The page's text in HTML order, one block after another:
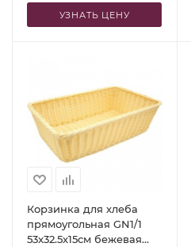
УЗНАТЬ ЦЕНУ
Корзинка для хлеба
прямоугольная GN1/1
53x32.5x15см бежевая